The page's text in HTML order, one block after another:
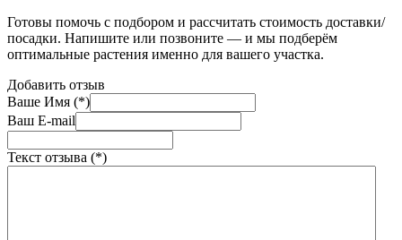
Готовы помочь с подбором и рассчитать стоимость доставки/
посадки. Напишите или позвоните — и мы подберём
оптимальные растения именно для вашего участка.
Добавить отзыв
Ваше Имя (*)
Ваш E-mail
Текст отзыва (*)